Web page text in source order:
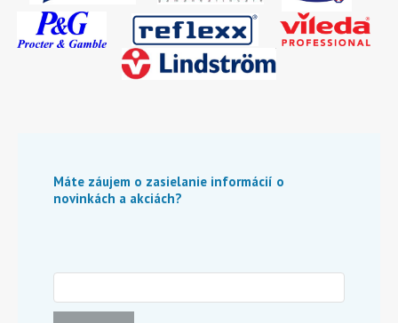
Máte záujem o zasielanie informácií o
novinkách a akciách?